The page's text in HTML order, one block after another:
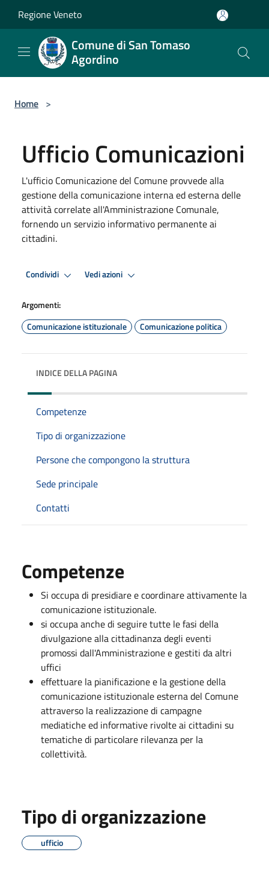
Regione Veneto
Comune di San Tomaso
Agordino
Home >
Ufficio Comunicazioni
L'ufficio Comunicazione del Comune provvede alla
gestione della comunicazione interna ed esterna delle
attività correlate all'Amministrazione Comunale,
fornendo un servizio informativo permanente ai
cittadini.
Condividi Vedi azioni
Argomenti:
Comunicazione istituzionale
Comunicazione politica
INDICE DELLA PAGINA
Competenze
Tipo di organizzazione
Persone che compongono la struttura
Sede principale
Contatti
Competenze
Si occupa di presidiare e coordinare attivamente la
comunicazione istituzionale.
si occupa anche di seguire tutte le fasi della
divulgazione alla cittadinanza degli eventi
promossi dall'Amministrazione e gestiti da altri
uffici
effettuare la pianificazione e la gestione della
comunicazione istituzionale esterna del Comune
attraverso la realizzazione di campagne
mediatiche ed informative rivolte ai cittadini su
tematiche di particolare rilevanza per la
collettività.
Tipo di organizzazione
ufficio